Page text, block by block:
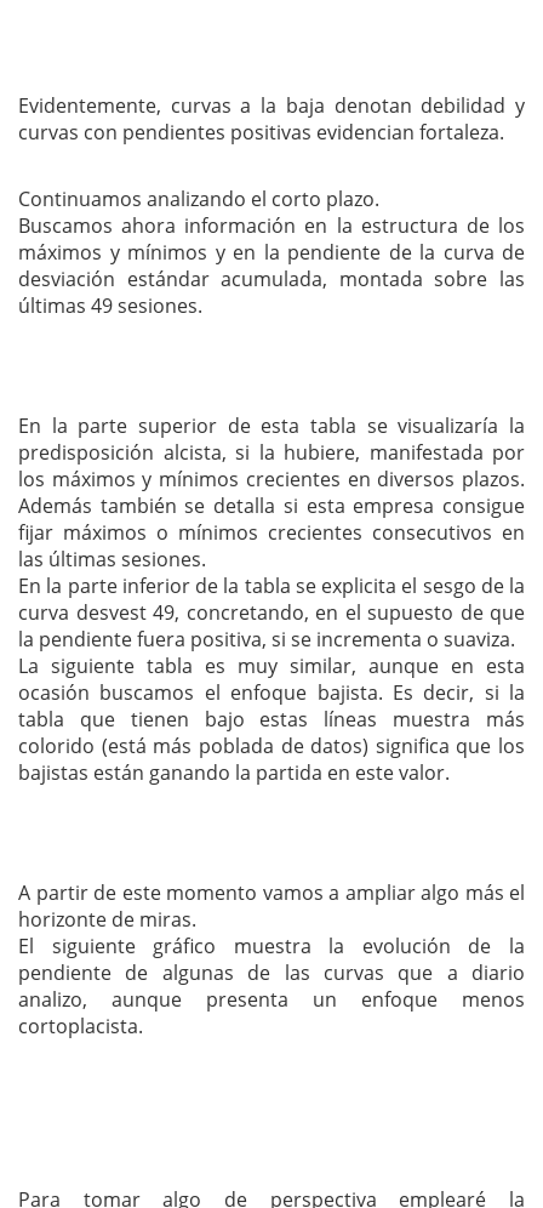
Evidentemente, curvas a la baja denotan debilidad y
curvas con pendientes positivas evidencian fortaleza.
Continuamos analizando el corto plazo.
Buscamos ahora información en la estructura de los
máximos y mínimos y en la pendiente de la curva de
desviación estándar acumulada, montada sobre las
últimas 49 sesiones.
En la parte superior de esta tabla se visualizaría la
predisposición alcista, si la hubiere, manifestada por
los máximos y mínimos crecientes en diversos plazos.
Además también se detalla si esta empresa consigue
fijar máximos o mínimos crecientes consecutivos en
las últimas sesiones.
En la parte inferior de la tabla se explicita el sesgo de la
curva desvest 49, concretando, en el supuesto de que
la pendiente fuera positiva, si se incrementa o suaviza.
La siguiente tabla es muy similar, aunque en esta
ocasión buscamos el enfoque bajista. Es decir, si la
tabla que tienen bajo estas líneas muestra más
colorido (está más poblada de datos) significa que los
bajistas están ganando la partida en este valor.
A partir de este momento vamos a ampliar algo más el
horizonte de miras.
El siguiente gráfico muestra la evolución de la
pendiente de algunas de las curvas que a diario
analizo, aunque presenta un enfoque menos
cortoplacista.
Para tomar algo de perspectiva emplearé la